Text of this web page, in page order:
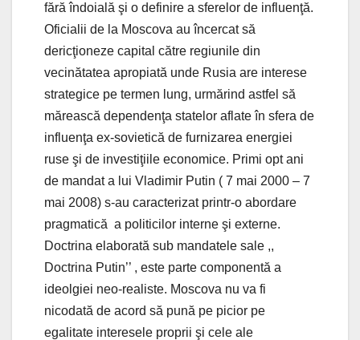
fără îndoială şi o definire a sferelor de influenţă.
Oficialii de la Moscova au încercat să
dericţioneze capital către regiunile din
vecinătatea apropiată unde Rusia are interese
strategice pe termen lung, urmărind astfel să
mărească dependenţa statelor aflate în sfera de
influenţa ex-sovietică de furnizarea energiei
ruse şi de investiţiile economice. Primi opt ani
de mandat a lui Vladimir Putin ( 7 mai 2000 – 7
mai 2008) s-au caracterizat printr-o abordare
pragmatică a politicilor interne şi externe.
Doctrina elaborată sub mandatele sale ,,
Doctrina Putin’’ , este parte componentă a
ideolgiei neo-realiste. Moscova nu va fi
nicodată de acord să pună pe picior pe
egalitate interesele proprii şi cele ale